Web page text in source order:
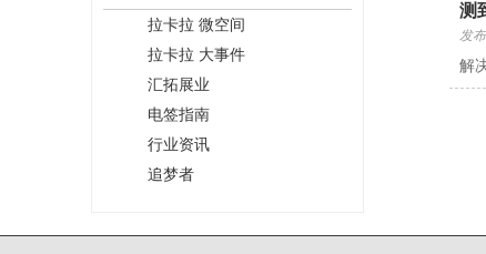
拉卡拉 微空间
拉卡拉 大事件
汇拓展业
电签指南
行业资讯
追梦者
测
发
解